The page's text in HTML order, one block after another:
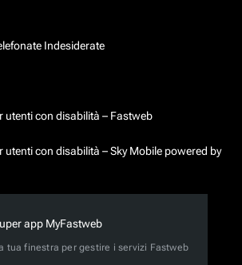
Indesiderate
utenti con disabilità – Fastweb
utenti con disabilità – Sky Mobile powered by
app MyFastweb
tua finestra per gestire i servizi Fastweb